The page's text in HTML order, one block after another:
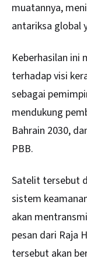
muatannya,
antariksa global
Keberhasilan ini
terhadap visi
sebagai
mendukung
Bahrain 2030,
PBB.
Satelit tersebut
sistem
akan
pesan dari Raja
tersebut akan